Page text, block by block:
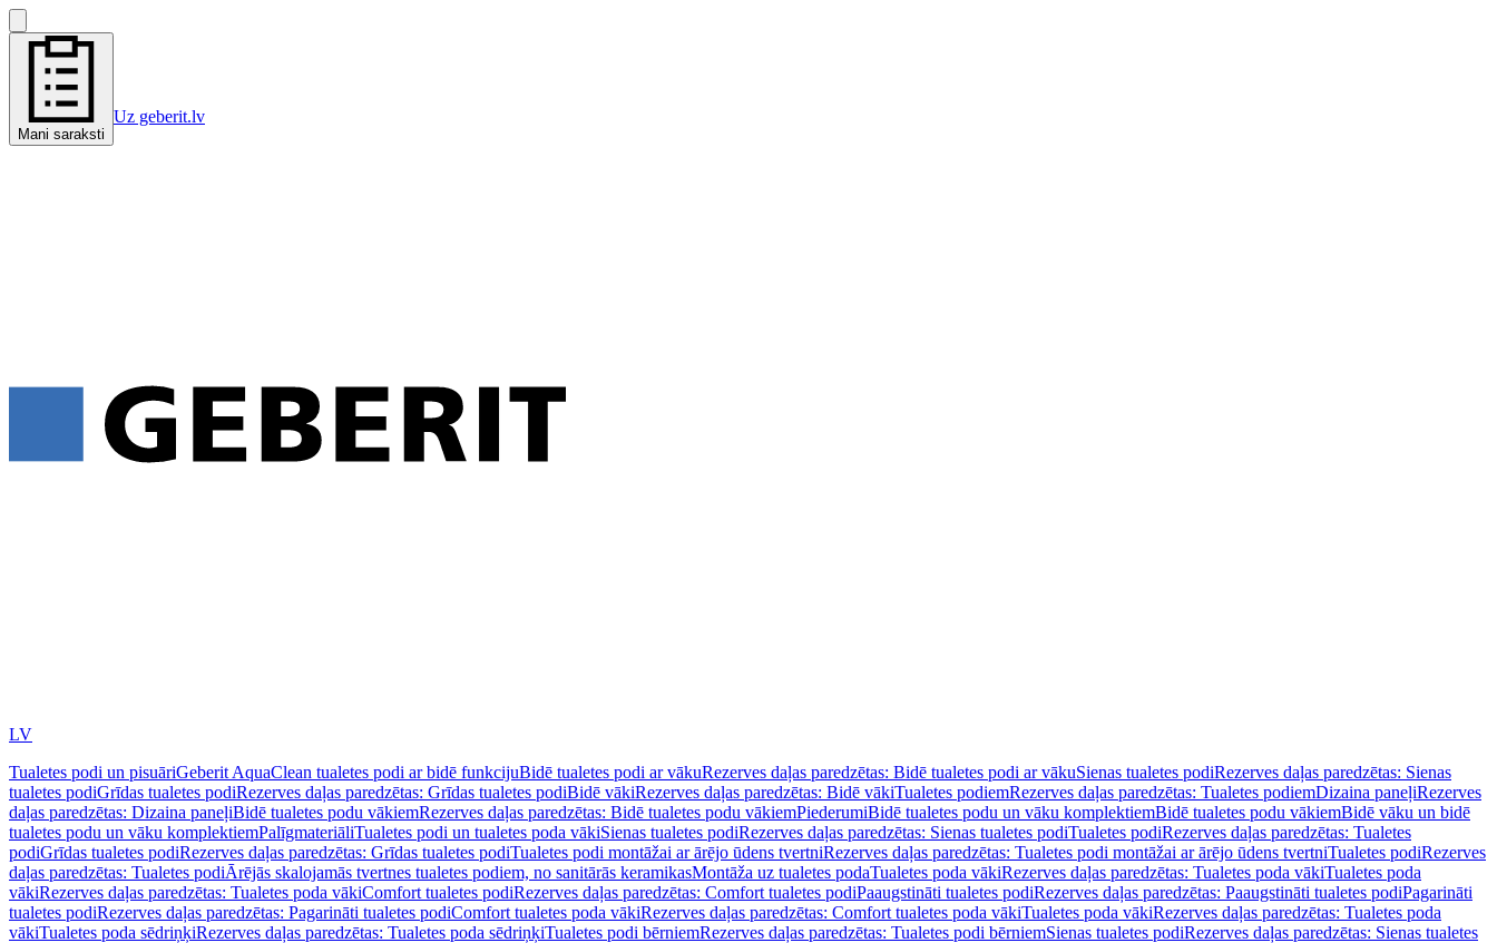
Mani saraksti
Uz geberit.lv
LV
Tualetes podi un pisuāriGeberit AquaClean tualetes podi ar bidē funkcijuBidē tualetes podi ar vākuRezerves daļas paredzētas: Bidē tualetes podi ar vākuSienas tualetes podiRezerves daļas paredzētas: Sienas
tualetes podiGrīdas tualetes podiRezerves daļas paredzētas: Grīdas tualetes podiBidē vākiRezerves daļas paredzētas: Bidē vākiTualetes podiemRezerves daļas paredzētas: Tualetes podiemDizaina paneļiRezerves
daļas paredzētas: Dizaina paneļiBidē tualetes podu vākiemRezerves daļas paredzētas: Bidē tualetes podu vākiemPiederumiBidē tualetes podu un vāku komplektiemBidē tualetes podu vākiemBidē vāku un bidē
tualetes podu un vāku komplektiemPalīgmateriāliTualetes podi un tualetes poda vākiSienas tualetes podiRezerves daļas paredzētas: Sienas tualetes podiTualetes podiRezerves daļas paredzētas: Tualetes
podiGrīdas tualetes podiRezerves daļas paredzētas: Grīdas tualetes podiTualetes podi montāžai ar ārējo ūdens tvertniRezerves daļas paredzētas: Tualetes podi montāžai ar ārējo ūdens tvertniTualetes podiRezerves
daļas paredzētas: Tualetes podiĀrējās skalojamās tvertnes tualetes podiem, no sanitārās keramikasMontāža uz tualetes podaTualetes poda vākiRezerves daļas paredzētas: Tualetes poda vākiTualetes poda
vākiRezerves daļas paredzētas: Tualetes poda vākiComfort tualetes podiRezerves daļas paredzētas: Comfort tualetes podiPaaugstināti tualetes podiRezerves daļas paredzētas: Paaugstināti tualetes podiPagarināti
tualetes podiRezerves daļas paredzētas: Pagarināti tualetes podiComfort tualetes poda vākiRezerves daļas paredzētas: Comfort tualetes poda vākiTualetes poda vākiRezerves daļas paredzētas: Tualetes poda
vākiTualetes poda sēdriņķiRezerves daļas paredzētas: Tualetes poda sēdriņķiTualetes podi bērniemRezerves daļas paredzētas: Tualetes podi bērniemSienas tualetes podiRezerves daļas paredzētas: Sienas tualetes